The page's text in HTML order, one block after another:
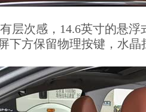
层次感，14.6英寸的悬
下方保留物理按键，水晶